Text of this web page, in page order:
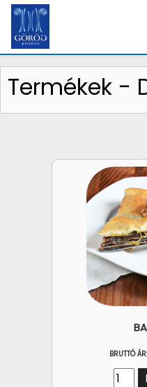
Termékek -
BRUTTÓ ÁR: